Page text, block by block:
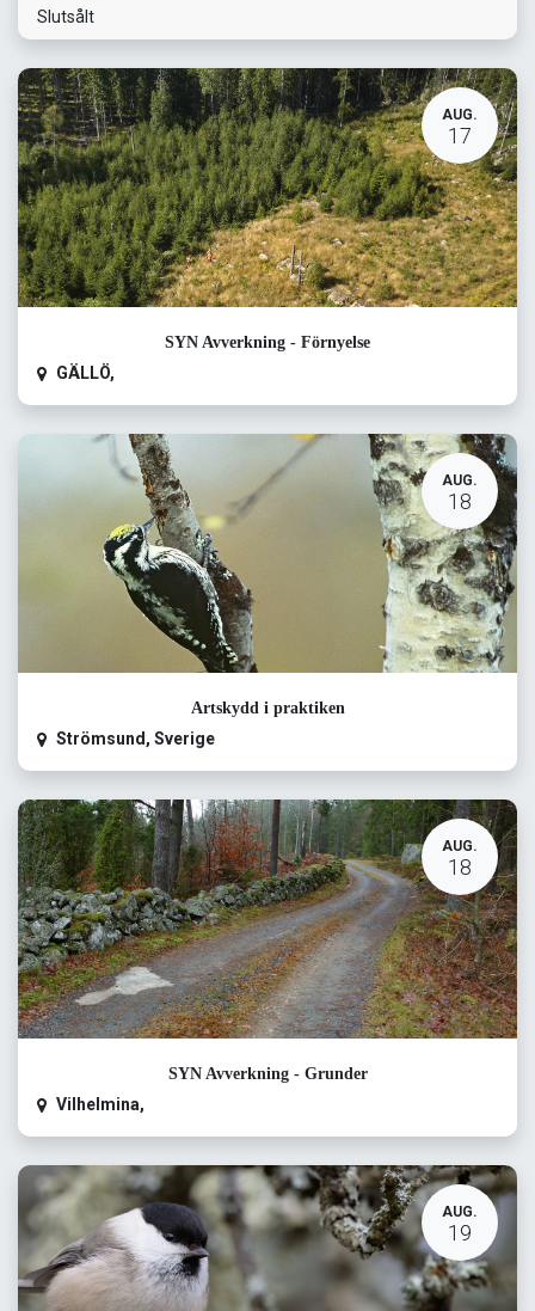
Slutsålt
AUG.
17
SYN Avverkning - Förnyelse
GÄLLÖ,
AUG.
18
Artskydd i praktiken
Strömsund , Sverige
AUG.
18
SYN Avverkning - Grunder
Vilhelmina,
AUG.
19